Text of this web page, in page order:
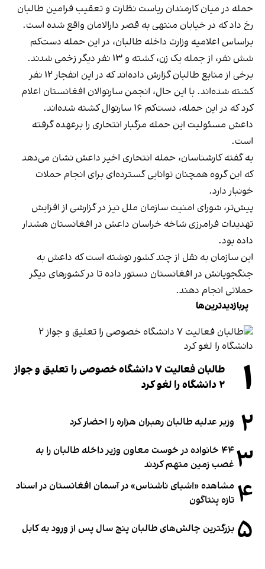
حمله در میان کارمندان ریاست نظارت و تعقیب فرامین طالبان
رخ داد که در خیابان منتهی به قصر دارالامان واقع شده است.
براساس اعلامیه وزارت داخله طالبان، در این حمله دست‌کم
شش نفر، از جمله یک زن، کشته و ۱۳ نفر دیگر زخمی شدند.
برخی از منابع طالبان گزارش داده‌اند که در این انفجار ۱۲ نفر
کشته شده‌اند. با این حال، انجمن سارنوالان افغانستان اعلام
کرد که در این حمله، دست‌کم ۱۶ سارنوال کشته شده‌اند.
داعش مسئولیت این حمله مرگبار انتحاری را برعهده گرفته
است.
به گفته کارشناسان، حمله انتحاری اخیر داعش نشان می‌دهد
که این گروه همچنان توانایی گسترده‌ای برای انجام حملات
خونبار دارد.
پیش‌تر، شورای امنیت سازمان ملل نیز در گزارشی از افزایش
تهدیدات فرامرزی شاخه خراسان داعش در افغانستان هشدار
داده بود.
این سازمان به نقل از چند کشور نوشته است که داعش به
جنگجویانش در افغانستان دستور داده تا در کشورهای دیگر
حملاتی انجام دهند.
پربازدیدترین‌ها
۱
طالبان فعالیت ۷ دانشگاه خصوصی را تعلیق و جواز
۲ دانشگاه را لغو کرد
۲ وزیر عدلیه طالبان رهبران هزاره را احضار کرد
۳
۴۴ خانواده در خوست معاون وزیر داخله طالبان را به
غصب زمین متهم کردند
۴ مشاهده «اشیای ناشناس» در آسمان افغانستان در اسناد
تازه پنتاگون
۵ بزرگترین چالش‌های طالبان پنج سال پس از ورود به کابل